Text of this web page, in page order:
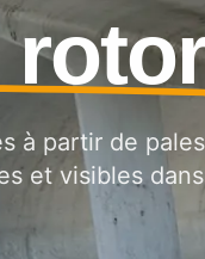
à partir de pales
et visibles